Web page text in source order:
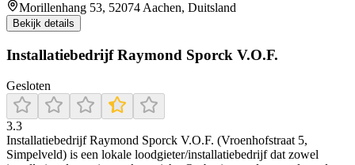
Morillenhang 53, 52074 Aachen, Duitsland
Bekijk details
Installatiebedrijf Raymond Sporck V.O.F.
Gesloten
3.3
Installatiebedrijf Raymond Sporck V.O.F. (Vroenhofstraat 5,
Simpelveld) is een lokale loodgieter/installatiebedrijf dat zowel